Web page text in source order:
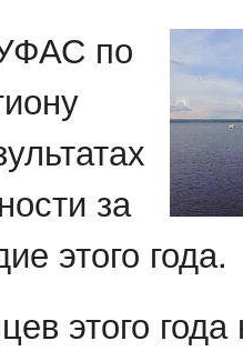
по
за
этого года.
этого года